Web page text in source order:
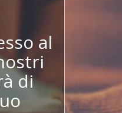
al
di